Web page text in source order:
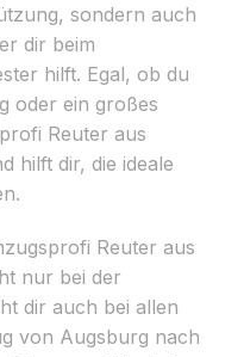
sondern auch
dir beim
hilft. Egal, ob du
oder ein großes
Reuter aus
hilft dir, die ideale
Reuter aus
nur bei der
dir auch bei allen
von Augsburg nach